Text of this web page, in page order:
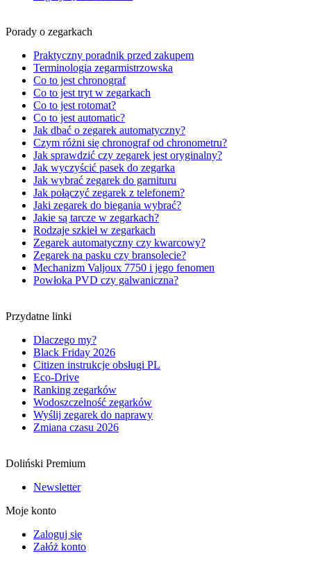
Porady o zegarkach
Praktyczny poradnik przed zakupem
Terminologia zegarmistrzowska
Co to jest chronograf
Co to jest tryt w zegarkach
Co to jest rotomat?
Co to jest automatic?
Jak dbać o zegarek automatyczny?
Czym różni się chronograf od chronometru?
Jak sprawdzić czy zegarek jest oryginalny?
Jak wyczyścić pasek do zegarka
Jak wybrać zegarek do garnituru
Jak połączyć zegarek z telefonem?
Jaki zegarek do biegania wybrać?
Jakie są tarcze w zegarkach?
Rodzaje szkieł w zegarkach
Zegarek automatyczny czy kwarcowy?
Zegarek na pasku czy bransolecie?
Mechanizm Valjoux 7750 i jego fenomen
Powłoka PVD czy galwaniczna?
Przydatne linki
Dlaczego my?
Black Friday 2026
Citizen instrukcje obsługi PL
Eco-Drive
Ranking zegarków
Wodoszczelność zegarków
Wyślij zegarek do naprawy
Zmiana czasu 2026
Doliński Premium
Newsletter
Moje konto
Zaloguj się
Załóż konto